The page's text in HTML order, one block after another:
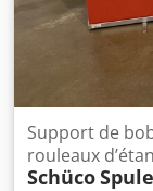
Support de
rouleaux
Schüco